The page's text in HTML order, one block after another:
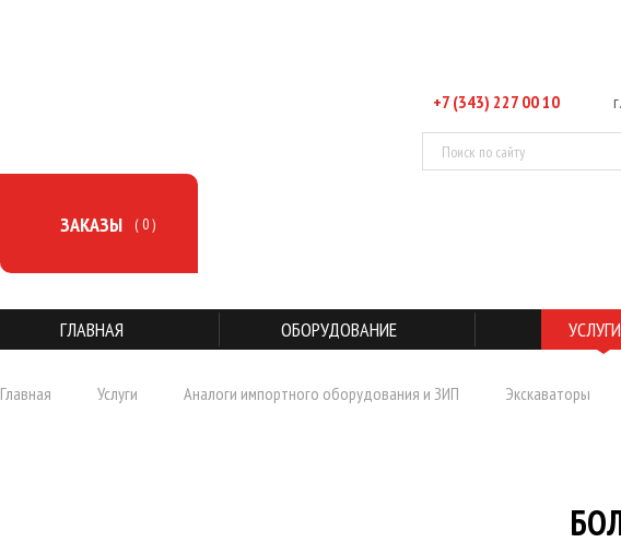
+7 (343) 227 00 10
ЗАКАЗЫ ( 0 )
ГЛАВНАЯ ОБОРУДОВАНИЕ УСЛУГИ
Главная Услуги Аналоги импортного оборудования и ЗИП Экскаваторы